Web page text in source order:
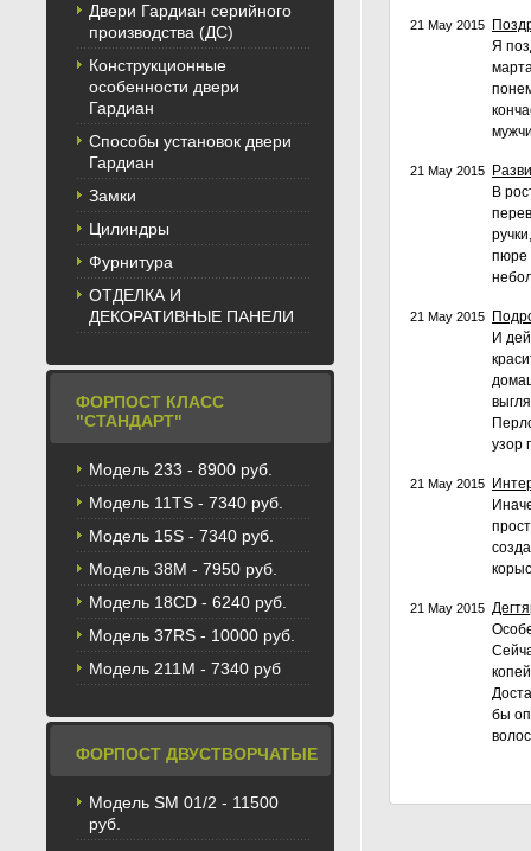
Двери Гардиан серийного
производства (ДС)
Конструкционные
особенности двери
Гардиан
Способы установок двери
Гардиан
Замки
Цилиндры
Фурнитура
ОТДЕЛКА И
ДЕКОРАТИВНЫЕ ПАНЕЛИ
ФОРПОСТ КЛАСС
"СТАНДАРТ"
Модель 233 - 8900 руб.
Модель 11TS - 7340 руб.
Модель 15S - 7340 руб.
Модель 38M - 7950 руб.
Модель 18CD - 6240 руб.
Модель 37RS - 10000 руб.
Модель 211М - 7340 руб
ФОРПОСТ ДВУСТВОРЧАТЫЕ
Модель SM 01/2 - 11500
руб.
21 May 2015
Я
21 May 2015
В
пюре
21 May 2015
И
узор
21 May 2015
21 May 2015
бы